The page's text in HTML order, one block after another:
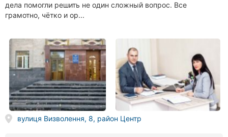
дела помогли решить не один сложный вопрос. Все
грамотно, чётко и ор...
вулиця Визволення, 8, район Центр